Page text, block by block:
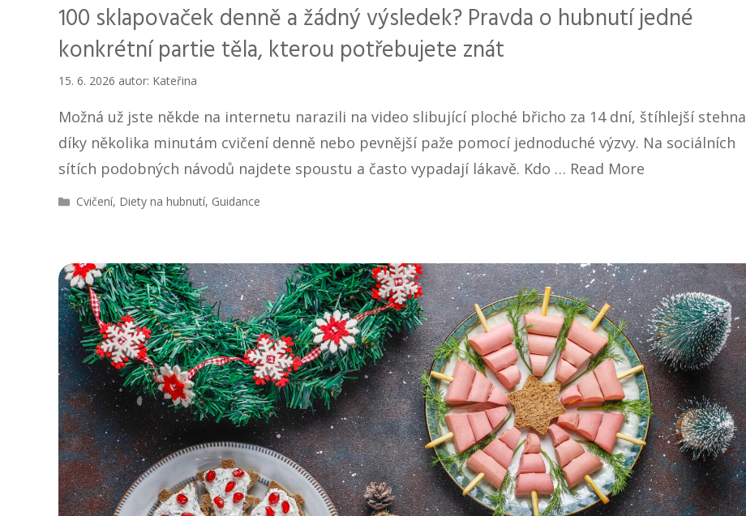
100 sklapovaček denně a žádný výsledek? Pravda o hubnutí jedné
konkrétní partie těla, kterou potřebujete znát
15. 6. 2026 autor: Kateřina
Možná už jste někde na internetu narazili na video slibující ploché břicho za 14 dní, štíhlejší stehna
díky několika minutám cvičení denně nebo pevnější paže pomocí jednoduché výzvy. Na sociálních
sítích podobných návodů najdete spoustu a často vypadají lákavě. Kdo … Read More
R
i
k
y
Cvičení, Diety na hubnutí, Guidance